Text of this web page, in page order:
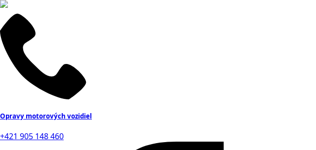
Opravy motorových vozidiel
+421 905 148 460